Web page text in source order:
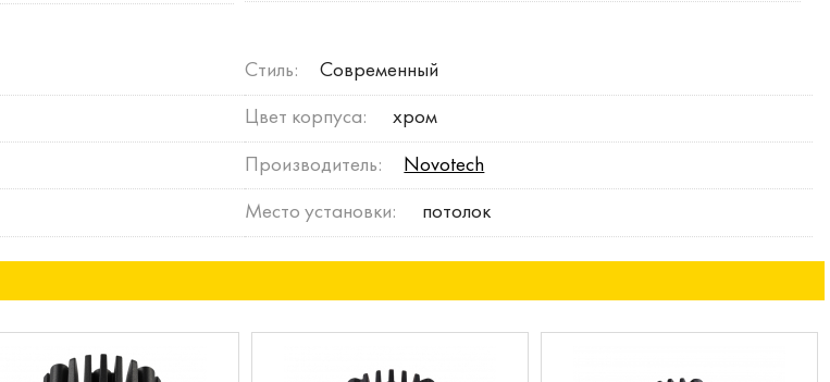
Стиль: Современный
Цвет корпуса: хром
Производитель: Novotech
Место установки: потолок